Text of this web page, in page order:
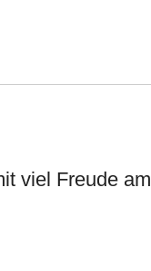
viel Freude am